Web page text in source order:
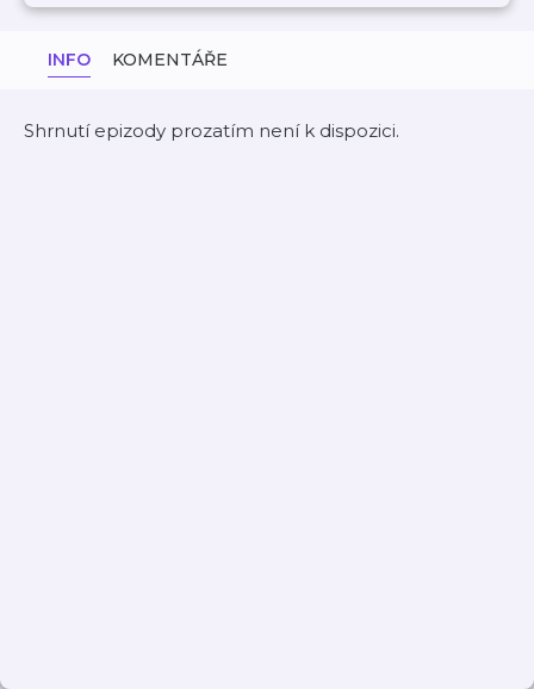
INFO KOMENTÁŘE
Shrnutí epizody prozatím není k dispozici.